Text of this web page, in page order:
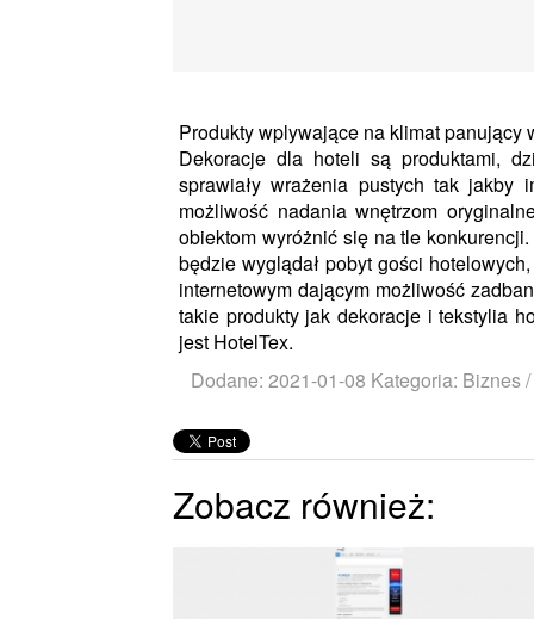
Produkty wplywające na klimat panujący
Dekoracje dla hoteli są produktami,
sprawiały wrażenia pustych tak jakby
możliwość nadania wnętrzom
obiektom wyróżnić się na tle
będzie wyglądał pobyt gości
internetowym dającym możliwość
takie produkty jak dekoracje i tekstylia
jest HotelTex.
Dodane: 2021-01-08 Kategoria: Biznes
Zobacz również: